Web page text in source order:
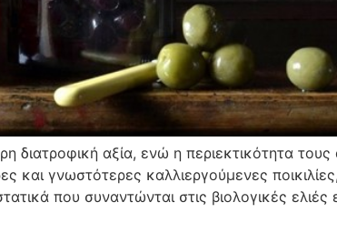
διατροφική αξία, ενώ η περιεκτικότητα
και γνωστότερες καλλιεργούμενες
που συναντώνται στις βιολογικές ελιές